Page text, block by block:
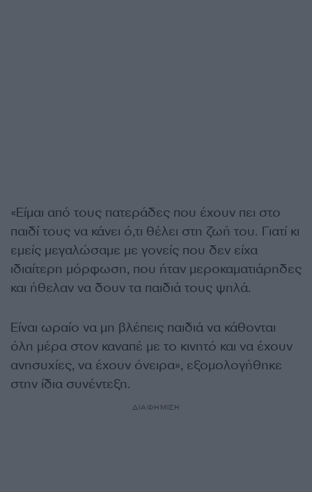
«Είμαι από τους πατεράδες που έχουν πει στο
παιδί τους να κάνει ό,τι θέλει στη ζωή του. Γιατί κι
εμείς μεγαλώσαμε με γονείς που δεν είχα
ιδιαίτερη μόρφωση, που ήταν μεροκαματιάρηδες
και ήθελαν να δουν τα παιδιά τους ψηλά.
Είναι ωραίο να μη βλέπεις παιδιά να κάθονται
όλη μέρα στον καναπέ με το κινητό και να έχουν
ανησυχίες, να έχουν όνειρα», εξομολογήθηκε
στην ίδια συνέντεξη.
ΔΙΑΦΗΜΙΣΗ